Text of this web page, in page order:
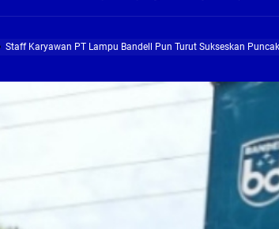
Warga Miskin, Bupati Sidoarjo Masif Jalankan Program
Lahan Hampir Rampung, Pembangunan Fly over
aduan warga, Komisi A cari solusi masalah warga Seketi
Jajaran Direksi Delta Tirta Yang Profesional Dan
Staff Karyawan PT Lampu Bandell Pun Turut Sukseskan